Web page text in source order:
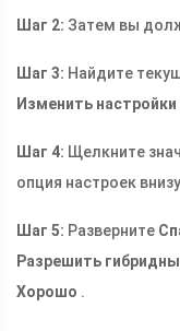
Шаг 2: Затем вы
Шаг 3: Найдите
Изменить настройки
Шаг 4: Щелкните
опция настроек
Шаг 5: Разверните
Разрешить
Хорошо .